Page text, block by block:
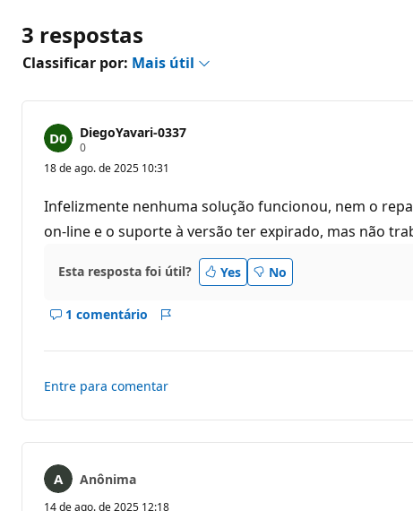
3 respostas
Classificar por: Mais útil
DiegoYavari-0337
0P
n
o
s
d
e
e
p
a
ã
18 de ago. de 2025 10:31
Infelizmente nenhuma solução funcionou, nem o
on-line e o suporte à versão ter expirado, mas não
Esta resposta foi útil? Yes No
1 comentário
Mostrar
Entre para comentar
Anônima
14 de ago. de 2025 12:18